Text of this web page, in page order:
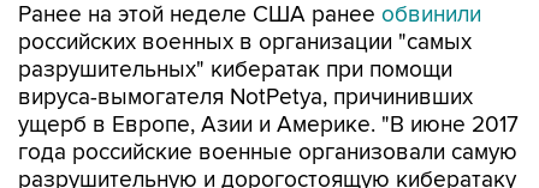
Ранее на этой неделе США ранее обвинили
российских военных в организации "самых
разрушительных" кибератак при помощи
вируса-вымогателя NotPetya, причинивших
ущерб в Европе, Азии и Америке. "В июне 2017
года российские военные организовали самую
разрушительную и дорогостоящую кибератаку